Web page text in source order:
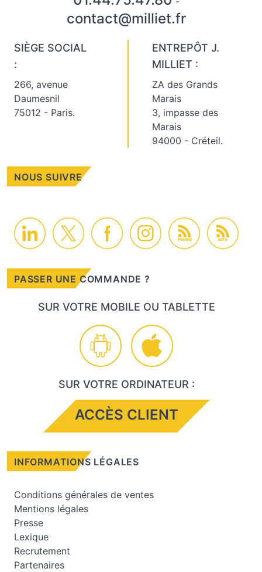
contact@milliet.fr
SIÈGE SOCIAL
:
266, avenue
Daumesnil
75012 - Paris.
ENTREPÔT J.
MILLIET :
ZA des Grands
Marais
3, impasse des
Marais
94000 - Créteil.
NOUS SUIVRE
PROMO ACTU
PASSER UNE COMMANDE ?
SUR VOTRE MOBILE OU TABLETTE
SUR VOTRE ORDINATEUR :
ACCÈS CLIENT
INFORMATIONS LÉGALES
Conditions générales de ventes
Mentions légales
Presse
Lexique
Recrutement
Partenaires